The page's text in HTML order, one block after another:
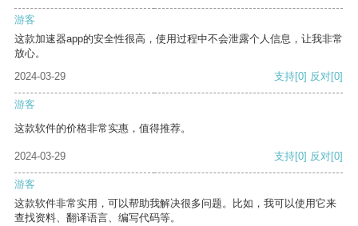
游客
这款加速器app的安全性很高，使用过程中不会泄露个人信息，让我非常
放心。
2024-03-29
支持[0] 反对[0]
游客
这款软件的价格非常实惠，值得推荐。
2024-03-29 支持[0] 反对[0]
游客
这款软件非常实用，可以帮助我解决很多问题。比如，我可以使用它来
查找资料、翻译语言、编写代码等。